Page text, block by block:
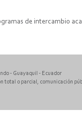
de intercambio
- Guayaquil - Ecuador
total o parcial, comunicación